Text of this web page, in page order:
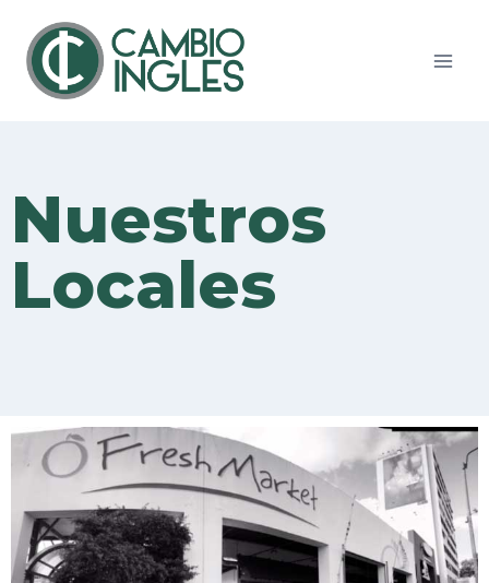
Nuestros
Locales